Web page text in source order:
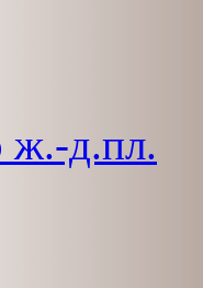
ж.-д.пл.